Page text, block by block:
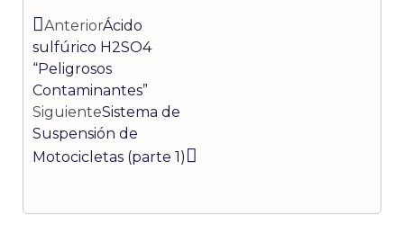
AnteriorÁcido
sulfúrico H2SO4
“Peligrosos
Contaminantes”
SiguienteSistema de
Suspensión de
Motocicletas (parte 1)